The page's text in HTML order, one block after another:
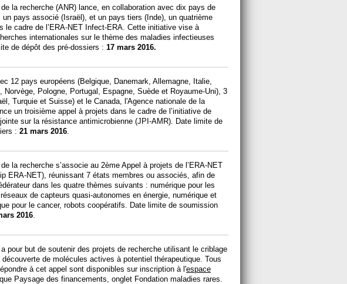
de la recherche (ANR) lance, en collaboration avec dix pays de
un pays associé (Israël), et un pays tiers (Inde), un quatrième
le cadre de l’ERA-NET Infect-ERA. Cette initiative vise à
internationales sur le thème des maladies infectieuses
de dépôt des pré-dossiers : 17 mars 2016.
12 pays européens (Belgique, Danemark, Allemagne, Italie,
Norvège, Pologne, Portugal, Espagne, Suède et Royaume-Uni), 3
Turquie et Suisse) et le Canada, l'Agence nationale de la
un troisième appel à projets dans le cadre de l’initiative de
sur la résistance antimicrobienne (JPI-AMR). Date limite de
: 21 mars 2016.
de la recherche s’associe au 2ème Appel à projets de l’ERA-NET
ERA-NET), réunissant 7 états membres ou associés, afin de
dans les quatre thèmes suivants : numérique pour les
de capteurs quasi-autonomes en énergie, numérique et
pour le cancer, robots coopératifs. Date limite de soumission
2016.
pour but de soutenir des projets de recherche utilisant le criblage
de molécules actives à potentiel thérapeutique. Tous
à cet appel sont disponibles sur inscription à l'espace
Paysage des financements, onglet Fondation maladies rares.